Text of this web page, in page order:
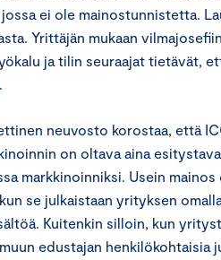
ei ole mainostunnistetta.
Yrittäjän mukaan
ja tilin seuraajat tietävät,
neuvosto korostaa, että
on oltava aina
markkinoinniksi. Usein
se julkaistaan yrityksen
Kuitenkin silloin, kun
edustajan henkilökohtaisia